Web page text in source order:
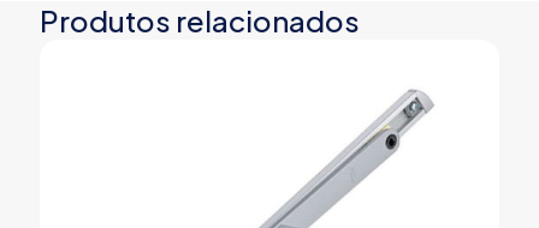
Produtos relacionados